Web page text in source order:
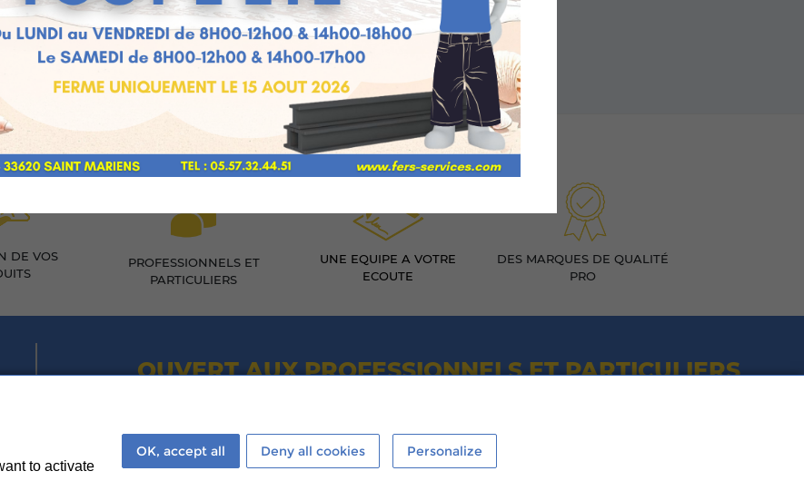
PAIRE POIGNÉE ALU/NOIRE [8] POUR
SERRURE À ENCASTRER
DE VOS
PROFESSIONNELS ET
PARTICULIERS
UNE EQUIPE A VOTRE
ECOUTE
DES MARQUES DE QUALITÉ
PRO
OUVERT AUX PROFESSIONNELS ET PARTICULIERS
Le Samedi :
8h - 12h / 14h - 17h
to activate
OK, accept all Deny all cookies Personalize